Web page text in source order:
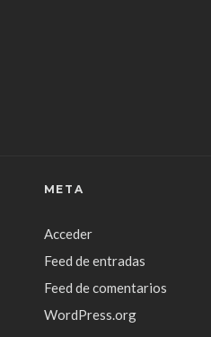
META
Acceder
Feed de entradas
Feed de comentarios
WordPress.org